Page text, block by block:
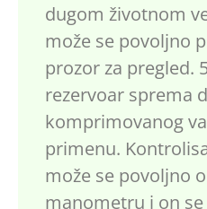
dugom životnom
može se povoljno
prozor za pregled.
rezervoar sprema
komprimovanog
primenu.
može se povoljno
manometru i on